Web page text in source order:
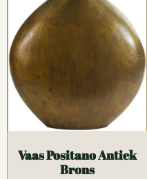
Vaas Positano Antiek
Brons